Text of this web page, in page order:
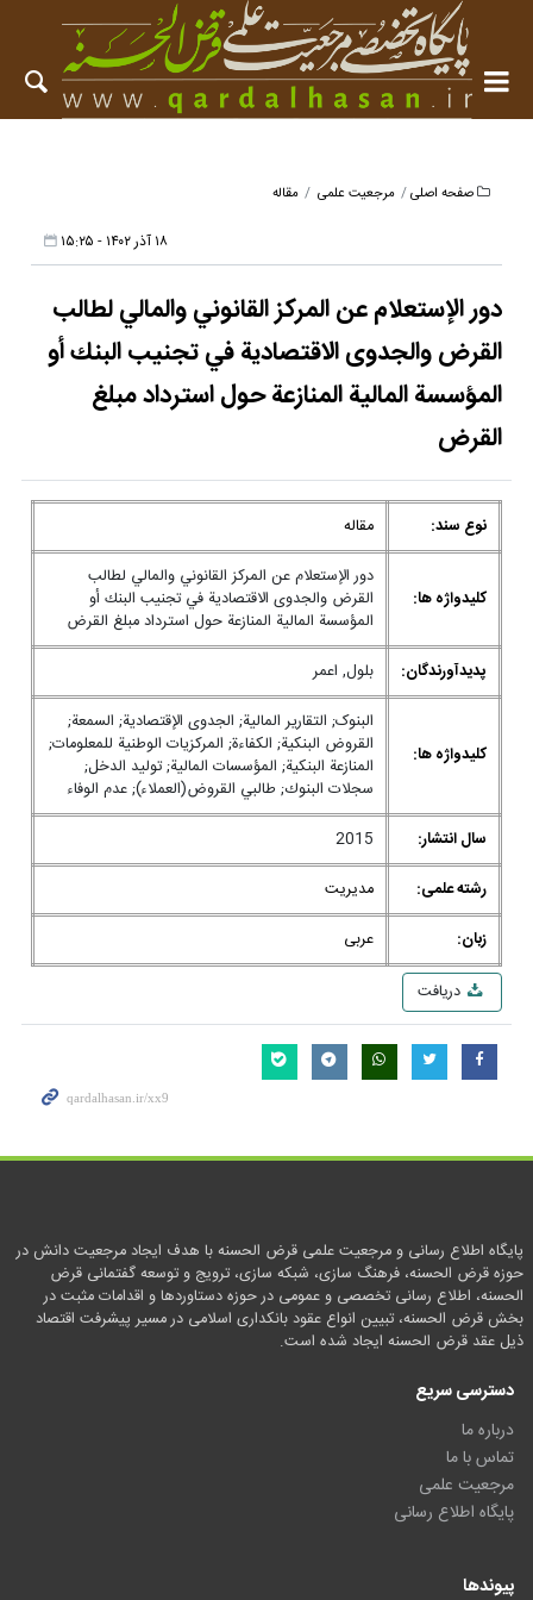
صفحه اصلی مرجعیت علمی مقاله
۱۸ آذر ۱۴۰۲ - ۱۵:۲۵
دور الإستعلام عن المركز القانوني والمالي لطالب
القرض والجدوى الاقتصادية في تجنيب البنك أو
المؤسسة المالية المنازعة حول استرداد مبلغ
القرض
نوع سند: مقاله
کلیدواژه ها:
دور الإستعلام عن المركز القانوني والمالي لطالب
القرض والجدوى الاقتصادية في تجنيب البنك أو
المؤسسة المالية المنازعة حول استرداد مبلغ القرض
پدیدآورندگان:
بلول, اعمر
کلیدواژه ها:
البنوک; التقارير المالية; الجدوى الإقتصادية; السمعة;
القروض البنكية; الكفاءة; المركزيات الوطنية للمعلومات;
المنازعة البنكية; المؤسسات المالية; توليد الدخل;
سجلات البنوك; طالبي القروض(العملاء); عدم الوفاء
سال انتشار:
2015
رشته علمی:
مدیریت
زبان:
عربی
دریافت
پایگاه اطلاع رسانی و مرجعیت علمی قرض الحسنه با هدف ایجاد مرجعیت دانش در
حوزه قرض الحسنه، فرهنگ سازی، شبکه سازی، ترویج و توسعه گفتمانی قرض
الحسنه، اطلاع رسانی تخصصی و عمومی در حوزه دستاوردها و اقدامات مثبت در
بخش قرض الحسنه، تبیین انواع عقود بانکداری اسلامی در مسیر پیشرفت اقتصاد
ذیل عقد قرض الحسنه ایجاد شده است.
دسترسی سریع
درباره ما
تماس با ما
مرجعیت علمی
پایگاه اطلاع رسانی
پیوندها